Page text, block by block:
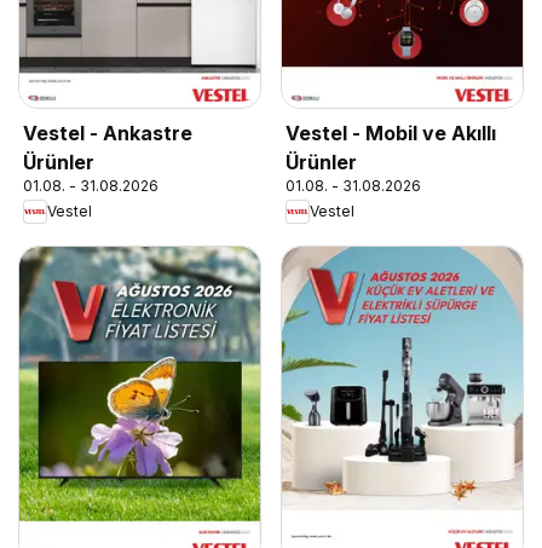
Vestel - Ankastre
Ürünler
01.08. - 31.08.2026
Vestel
Vestel - Mobil ve Akıllı
Ürünler
01.08. - 31.08.2026
Vestel